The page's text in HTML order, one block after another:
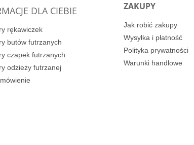
DLA CIEBIE
rękawiczek
butów futrzanych
czapek futrzanych
odzieży futrzanej
ZAKUPY
Jak robić zakupy
Wysyłka i płatność
Polityka prywatności
Warunki handlowe